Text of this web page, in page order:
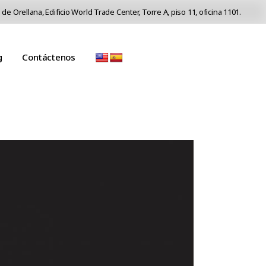
Orellana, Edificio World Trade Center, Torre A, piso 11, oficina 1101.
Contáctenos